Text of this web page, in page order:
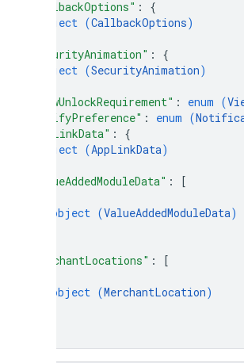
"callbackOptions" : {
object (CallbackOptions)
"securityAnimation" : {
object (SecurityAnimation)
"viewUnlockRequirement" : enum (
"notifyPreference" : enum (
"appLinkData" : {
object (AppLinkData)
"valueAddedModuleData" :
[
object (ValueAddedModuleData)
"merchantLocations" :
[
object (MerchantLocation)